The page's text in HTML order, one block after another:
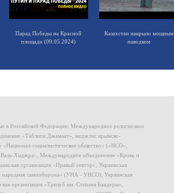
Парад Победы на Красной
площади (09.05.2024)
Казахстан накрыло мощным
паводком
в Российской Федерации: Международное религиозное
«Таблиги Джамаат», меджлис крымско-
социалистическое общество» («НСО»,
Хиджра», Международное объединение «Кровь и
организация «Правый сектор», Украинская
народная самооборона» (УНА - УНСО), Украинская
организация «Тризуб им. Степана Бандеры»,